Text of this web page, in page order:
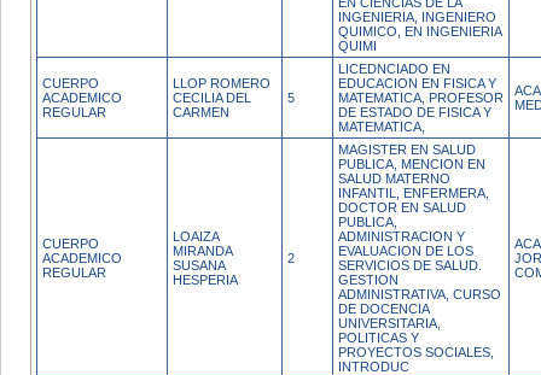
INGENIERIA, INGENIERO
QUIMICO, EN INGENIERIA
QUIMI
CUERPO
ACADEMICO
REGULAR
LLOP ROMERO
CECILIA DEL
CARMEN
5
LICEDNCIADO EN
EDUCACION EN FISICA Y
MATEMATICA, PROFESOR
DE ESTADO DE FISICA Y
MATEMATICA,
CUERPO
ACADEMICO
REGULAR
LOAIZA
MIRANDA
SUSANA
HESPERIA
2
MAGISTER EN SALUD
PUBLICA, MENCION EN
SALUD MATERNO
INFANTIL, ENFERMERA,
DOCTOR EN SALUD
PUBLICA,
ADMINISTRACION Y
EVALUACION DE LOS
SERVICIOS DE SALUD.
GESTION
ADMINISTRATIVA, CURSO
DE DOCENCIA
UNIVERSITARIA,
POLITICAS Y
PROYECTOS SOCIALES,
INTRODUC